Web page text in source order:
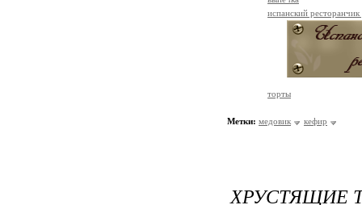
испанский
торты
Метки: медовик кефир
ХРУСТЯЩИЕ